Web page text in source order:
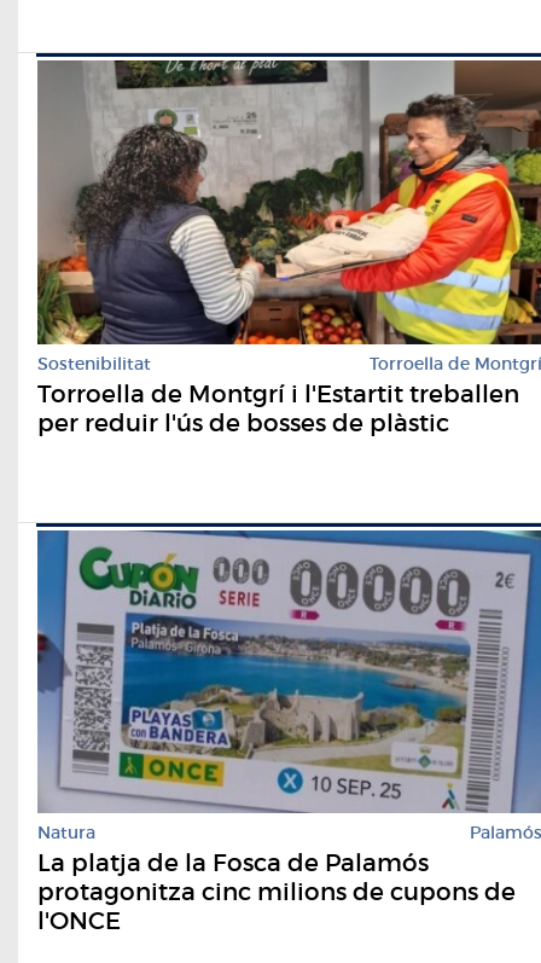
Sostenibilitat Torroella de Montgrí
Torroella de Montgrí i l'Estartit treballen
per reduir l'ús de bosses de plàstic
Natura Palamós
​La platja de la Fosca de Palamós
protagonitza cinc milions de cupons de
l'ONCE